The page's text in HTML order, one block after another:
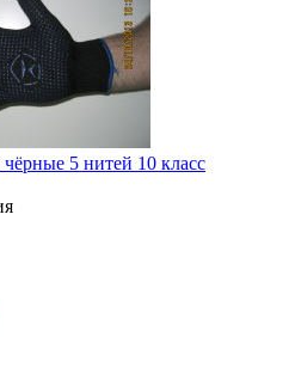
5 нитей 10 класс